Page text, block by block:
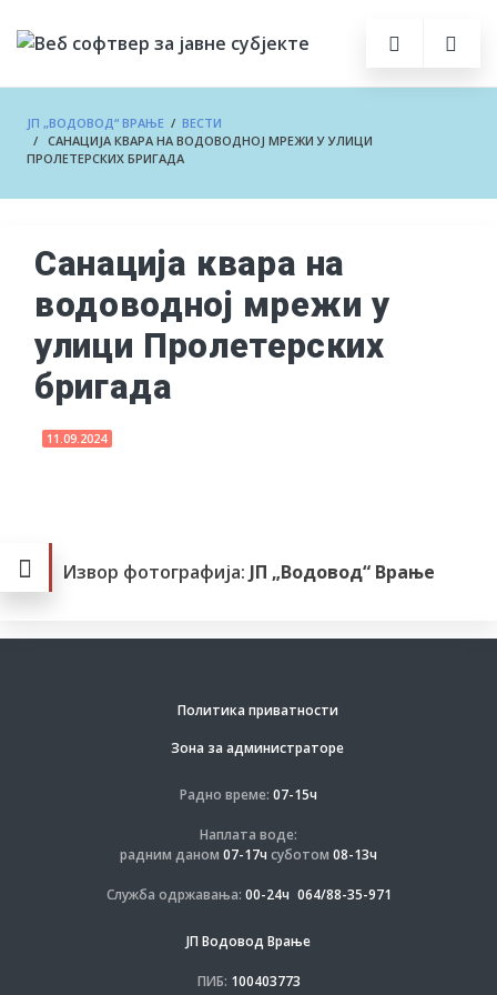
ЈП „ВОДОВОД“ ВРАЊЕ / ВЕСТИ
/ САНАЦИЈА КВАРА НА ВОДОВОДНОЈ МРЕЖИ У УЛИЦИ
ПРОЛЕТЕРСКИХ БРИГАДА
Санација квара на
водоводној мрежи у
улици Пролетерских
бригада
11.09.2024
Извор фотографија: ЈП „Водовод“ Врање
Политика приватности
Зона за администраторе
Радно време: 07-15ч
Наплата воде:
радним даном 07-17ч суботом 08-13ч
Служба одржавања: 00-24ч 064/88-35-971
ЈП Водовод Врање
ПИБ: 100403773